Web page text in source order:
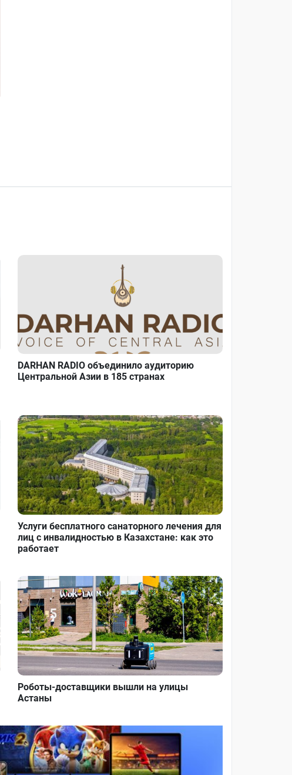
DARHAN RADIO объединило аудиторию
Центральной Азии в 185 странах
Услуги бесплатного санаторного лечения для
лиц с инвалидностью в Казахстане: как это
работает
Роботы-доставщики вышли на улицы
Астаны